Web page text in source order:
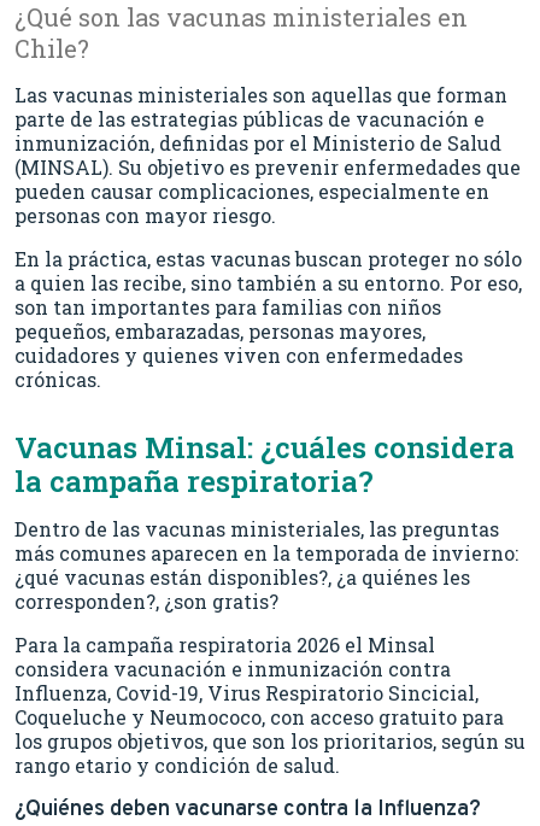
¿Qué son las vacunas ministeriales en
Chile?
Las vacunas ministeriales son aquellas que forman
parte de las estrategias públicas de vacunación e
inmunización, definidas por el Ministerio de Salud
(MINSAL). Su objetivo es prevenir enfermedades que
pueden causar complicaciones, especialmente en
personas con mayor riesgo.
En la práctica, estas vacunas buscan proteger no sólo
a quien las recibe, sino también a su entorno. Por eso,
son tan importantes para familias con niños
pequeños, embarazadas, personas mayores,
cuidadores y quienes viven con enfermedades
crónicas.
Vacunas Minsal: ¿cuáles considera
la campaña respiratoria?
Dentro de las vacunas ministeriales, las preguntas
más comunes aparecen en la temporada de invierno:
¿qué vacunas están disponibles?, ¿a quiénes les
corresponden?, ¿son gratis?
Para la campaña respiratoria 2026 el Minsal
considera vacunación e inmunización contra
Influenza, Covid-19, Virus Respiratorio Sincicial,
Coqueluche y Neumococo, con acceso gratuito para
los grupos objetivos, que son los prioritarios, según su
rango etario y condición de salud.
¿Quiénes deben vacunarse contra la Influenza?